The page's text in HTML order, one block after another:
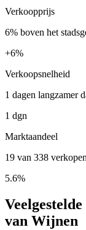
Verkoopprijs
6% boven het
+6%
Verkoopsnelheid
1 dagen langzamer
1 dgn
Marktaandeel
19 van 338
5.6%
van Wijnen